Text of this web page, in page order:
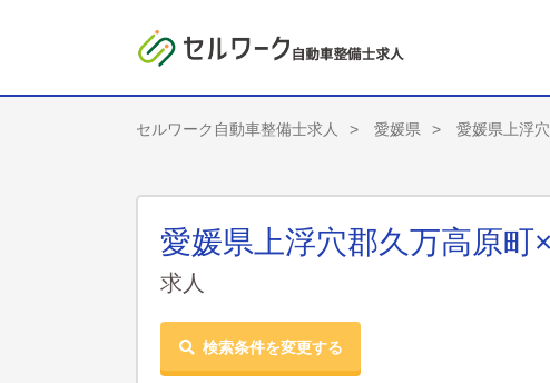
セルワーク自動車整備士求人 愛媛県 愛媛県上浮
愛媛県上浮穴郡久万高原町
求人
検索条件を変更する